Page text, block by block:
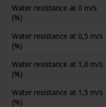
Water resistance at 0 m/s
(%)
Water resistance at 0,5 m/s
(%)
Water resistance at 1,0 m/s
(%)
Water resistance at 1,5 m/s
(%)